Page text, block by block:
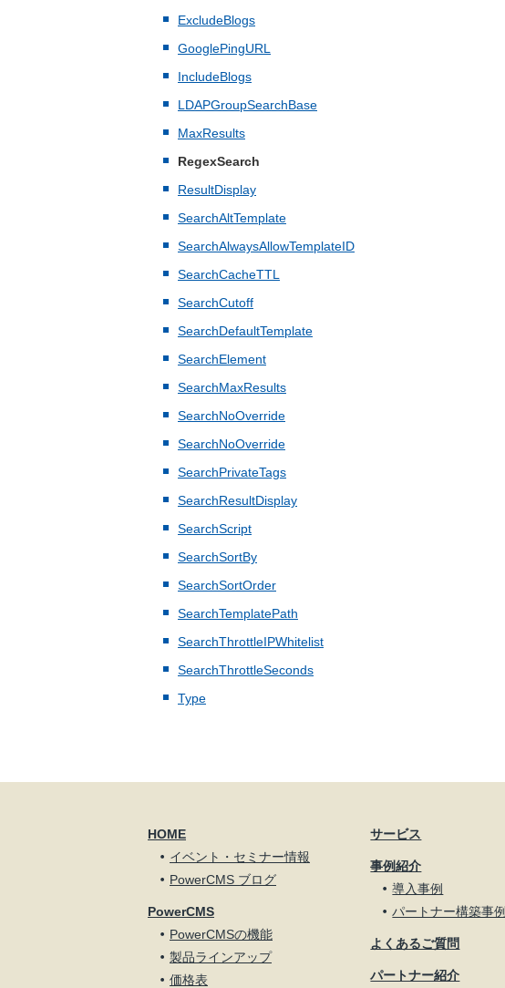
ExcludeBlogs
GooglePingURL
IncludeBlogs
LDAPGroupSearchBase
MaxResults
RegexSearch
ResultDisplay
SearchAltTemplate
SearchAlwaysAllowTemplateID
SearchCacheTTL
SearchCutoff
SearchDefaultTemplate
SearchElement
SearchMaxResults
SearchNoOverride
SearchNoOverride
SearchPrivateTags
SearchResultDisplay
SearchScript
SearchSortBy
SearchSortOrder
SearchTemplatePath
SearchThrottleIPWhitelist
SearchThrottleSeconds
Type
HOME
イベント・セミナー情報
PowerCMS ブログ
PowerCMS
PowerCMSの機能
製品ラインアップ
価格表
サービス
事例紹介
導入事例
パートナー構築事例
よくあるご質問
パートナー紹介